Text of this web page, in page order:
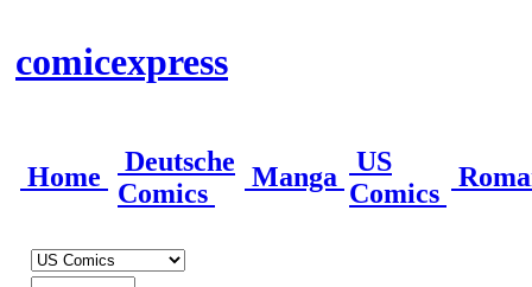
comicexpress
Home
Deutsche
Comics
Manga
US
Comics